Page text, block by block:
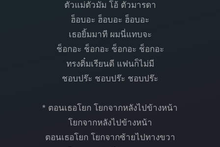
ตัวแม่ตัวมัม โอ้ ตัวมารดา
ฮ็อบอะ ฮ็อบอะ ฮ็อบอะ
เธอยิ้มมาที ผมนี่แทบจะ
ช็อกอะ ช็อกอะ ช็อกอะ ช็อกอะ
ทรงติ๋มเรียนดี แฟนก็ไม่มี
ชอบปร๊ะ ชอบปร๊ะ ชอบปร๊ะ
* ตอนเธอโยก โยกจากหลังไปข้างหน้า
โยกจากหลังไปข้างหน้า
ตอนเธอโยก โยกจากซ้ายไปทางขวา